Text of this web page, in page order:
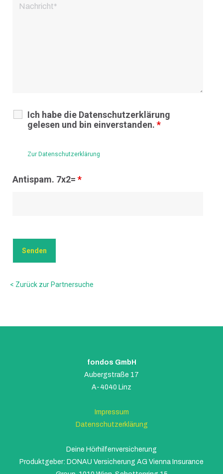
Ich habe die Datenschutzerklärung
gelesen und bin einverstanden. *
Zur Datenschutzerklärung
Antispam. 7x2= *
< Zurück zur Partnersuche
fondos GmbH
Aubergstraße 17
A-4040 Linz
Impressum
Datenschutzerklärung
Deine Hörhilfenversicherung
Produktgeber: DONAU Versicherung AG Vienna Insurance